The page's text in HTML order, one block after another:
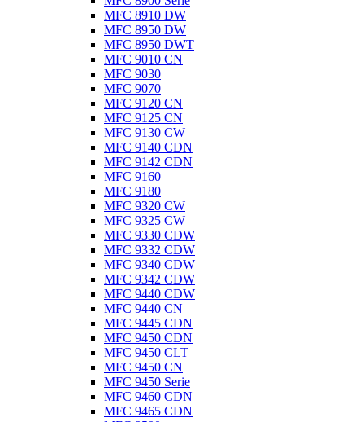
MFC 8910 DW
MFC 8950 DW
MFC 8950 DWT
MFC 9010 CN
MFC 9030
MFC 9070
MFC 9120 CN
MFC 9125 CN
MFC 9130 CW
MFC 9140 CDN
MFC 9142 CDN
MFC 9160
MFC 9180
MFC 9320 CW
MFC 9325 CW
MFC 9330 CDW
MFC 9332 CDW
MFC 9340 CDW
MFC 9342 CDW
MFC 9440 CDW
MFC 9440 CN
MFC 9445 CDN
MFC 9450 CDN
MFC 9450 CLT
MFC 9450 CN
MFC 9450 Serie
MFC 9460 CDN
MFC 9465 CDN